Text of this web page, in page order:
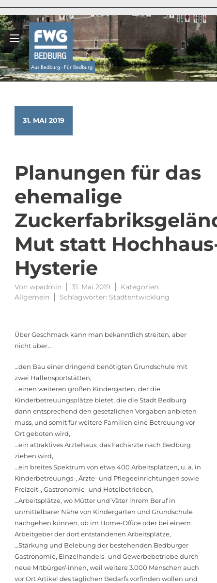
springen
Aus Bedburg - Für Bedburg
Navigation umschalten
31. MAI 2019
Planungen für das
ehemalige
Mut statt
Hysterie
Von wpadmin 31. Mai 2019
Kategorien:
Allgemein
Schlagwörter: Stadtentwicklung
Über Geschmack kann man bekanntlich streiten, aber
nicht über…
…den Bau einer dringend benötigten Grundschule mit
zwei Hallensportstätten,
…einen weiteren großen Kindergarten, der die
Kinderbetreuungsplätze bietet, die die Stadt Bedburg
dann entsprechend den gesetzlichen Vorgaben anbieten
muss, und somit für weitere Familien eine Betreuung vor
Ort geboten wird,
…ein attraktives Ärztehaus, das Fachärzte nach Bedburg
ziehen wird,
…ein breites Spektrum von etwa 400 Arbeitsplätzen, u. a. in
Kinderbetreuungs-, Ärzte- und Pflegeeinrichtungen sowie
Freizeit-, Gastronomie- und Hotelbetrieben,
…Arbeitsplätze, wo Mütter und Väter ihrem Beruf in
unmittelbarer Nähe von Kindergarten und Grundschule
nachgehen können, ob im Home-Office oder bei einem
Arbeitgeber der dort entstandenen Arbeitsplätze,
…Stärkung und Belebung der bestehenden Bedburger
Gastronomie, Einzelhandels- und Gewerbebetriebe durch
neue Mitbürger/-innen, weil weitere 3.000 Menschen auch
vor Ort Artikel des täglichen Bedarfs vorfinden wollen und